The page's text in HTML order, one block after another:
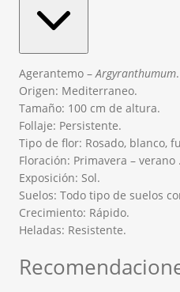
Agerantemo –Argyranthumum.
Origen: Mediterraneo.
Tamaño: 100 cm de altura.
Follaje: Persistente.
Tipo de flor: Rosado, blanco,
Floración: Primavera – verano .
Exposición: Sol.
Suelos: Todo tipo de suelos
Crecimiento: Rápido.
Heladas: Resistente.